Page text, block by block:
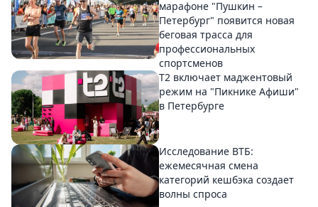
марафоне "Пушкин –
Петербург" появится новая
беговая трасса для
профессиональных
спортсменов
Т2 включает маджентовый
режим на "Пикнике Афиши"
в Петербурге
Исследование ВТБ:
ежемесячная смена
категорий кешбэка создает
волны спроса